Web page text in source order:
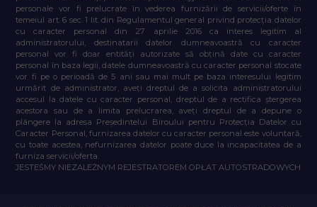
personale vor fi prelucrate în vederea furnizării de servicii/oferte în
temeiul art. 6 sec. 1 lit. din Regulamentul general privind protecția datelor
cu caracter personal din 27 aprilie 2016 ca interes legitim al
administratorului, destinatarii datelor dumneavoastră cu caracter
personal vor fi doar entități autorizate să obțină date cu caracter
personal în baza legii, datele dumneavoastră cu caracter personal stocate
vor fi pe o perioadă de 5 ani sau mai mult pe baza interesului legitim
urmărit de administrator, aveți dreptul de a solicita administratorului
accesul la datele cu caracter personal, dreptul de a rectifica ștergerea
acestora sau de a limita prelucrarea, aveți dreptul de a depune o
plângere la adresa Președintelui Biroului pentru Protecția Datelor cu
Caracter Personal, furnizarea datelor cu caracter personal este voluntară,
cu toate acestea, nefurnizarea datelor poate duce la incapacitatea de a
furniza servicii/oferta.
JESTEŚMY NIEZALEŻNYM REJESTRATOREM OPŁAT AUTOSTRADOWYCH